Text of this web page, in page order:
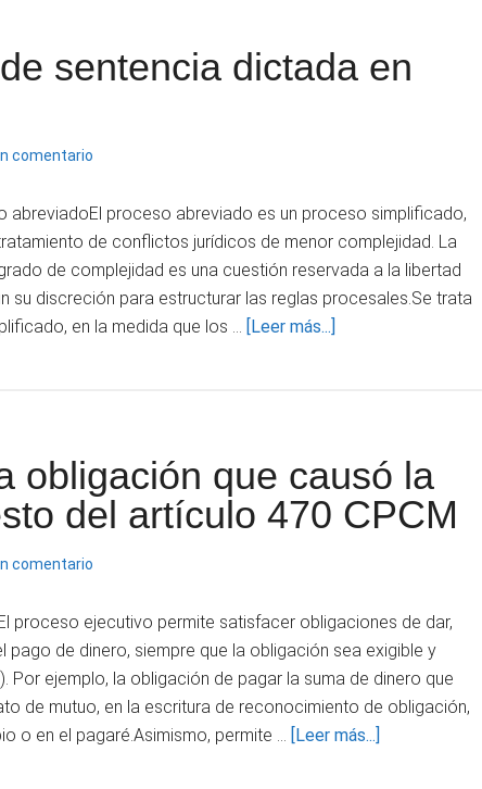
sentencia dictada en
comentario
abreviadoEl proceso abreviado es un proceso simplificado,
de conflictos jurídicos de menor complejidad. La
de complejidad es una cuestión reservada a la libertad
su discreción para estructurar las reglas procesales.Se trata
en la medida que los …
[Leer más...]
sentencia
dictada
en
obligación que causó la
del artículo 470 CPCM
comentario
proceso ejecutivo permite satisfacer obligaciones de dar,
pago de dinero, siempre que la obligación sea exigible y
Por ejemplo, la obligación de pagar la suma de dinero que
de mutuo, en la escritura de reconocimiento de obligación,
o en el pagaré.Asimismo, permite …
[Leer más...]